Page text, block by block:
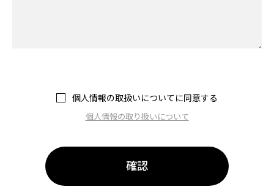
個人情報の取扱いについてに同意する
個人情報の取り扱いについて